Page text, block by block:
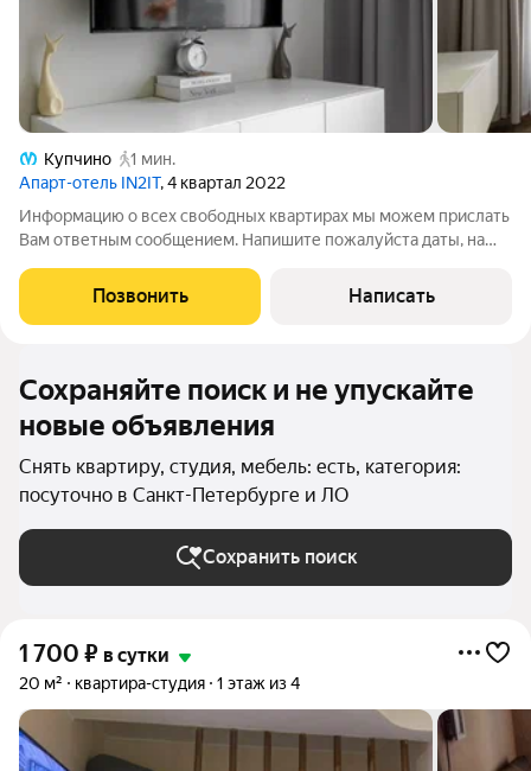
Купчино
1 мин.
Апарт-отель IN2IT, 4 квартал 2022
Информацию о всех свободных квартирах мы можем прислать
Вам ответным сообщением. Напишите пожалуйста даты, на
разместить человек. В сообщении будут фото свободных
квартир на Ваши даты и актуальная
Позвонить Написать
Сохраняйте поиск и не упускайте
новые объявления
Снять квартиру, студия, мебель: есть, категория:
посуточно в Санкт-Петербурге и ЛО
Сохранить поиск
1 700 ₽ в сутки
20 м² квартира-студия 1 этаж из 4